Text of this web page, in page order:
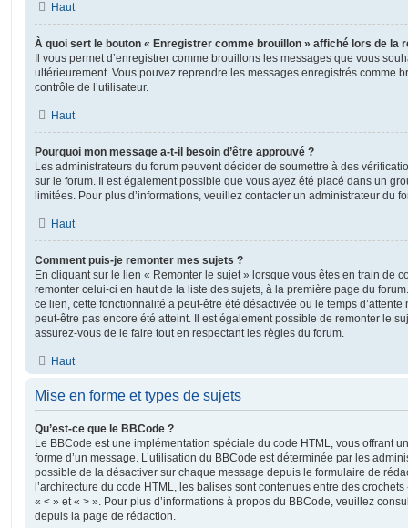
Haut
À quoi sert le bouton « Enregistrer comme brouillon » affiché lors de la
Il vous permet d’enregistrer comme brouillons les messages que vous
ultérieurement. Vous pouvez reprendre les messages enregistrés comme
contrôle de l’utilisateur.
Haut
Pourquoi mon message a-t-il besoin d’être approuvé ?
Les administrateurs du forum peuvent décider de soumettre à des
sur le forum. Il est également possible que vous ayez été placé dans un
limitées. Pour plus d’informations, veuillez contacter un administrateur du
Haut
Comment puis-je remonter mes sujets ?
En cliquant sur le lien « Remonter le sujet » lorsque vous êtes en train de
remonter celui-ci en haut de la liste des sujets, à la première page du
ce lien, cette fonctionnalité a peut-être été désactivée ou le temps
peut-être pas encore été atteint. Il est également possible de remonter le
assurez-vous de le faire tout en respectant les règles du forum.
Haut
Mise en forme et types de sujets
Qu’est-ce que le BBCode ?
Le BBCode est une implémentation spéciale du code HTML, vous offrant
forme d’un message. L’utilisation du BBCode est déterminée par les
possible de la désactiver sur chaque message depuis le formulaire de
l’architecture du code HTML, les balises sont contenues entre des
« < » et « > ». Pour plus d’informations à propos du BBCode, veuillez
depuis la page de rédaction.